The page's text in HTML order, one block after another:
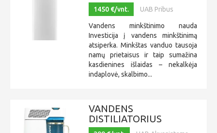
1450 €/vnt. UAB Pribus
Vandens minkštinimo nauda
Investicija į vandens minkštinimą
atsiperka. Minkštas vanduo tausoja
namų prietaisus ir taip sumažina
kasdienines išlaidas – nekalkėja
indaplovė, skalbimo...
VANDENS
DISTILIATORIUS